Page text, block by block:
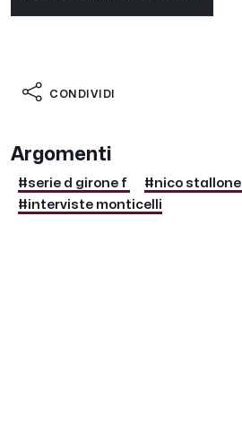
CONDIVIDI
Argomenti
#serie d girone f #nico stallone
#interviste monticelli